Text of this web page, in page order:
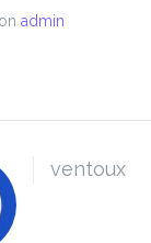
admin
ventoux